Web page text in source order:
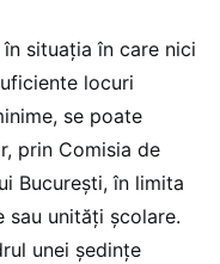
situația în care nici
locuri
se poate
prin Comisia de
București, în limita
sau unități școlare.
unei ședințe